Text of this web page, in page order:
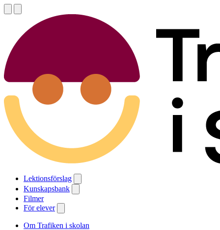
Lektionsförslag
Kunskapsbank
Filmer
För elever
Om Trafiken i skolan